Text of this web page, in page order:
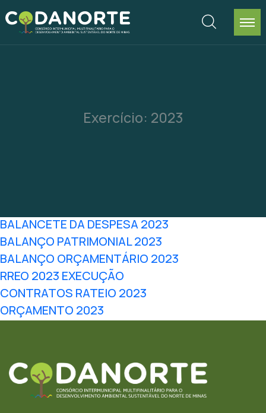
Exercício: 2023
BALANCETE DA DESPESA 2023
BALANÇO PATRIMONIAL 2023
BALANÇO ORÇAMENTÁRIO 2023
RREO 2023 EXECUÇÃO
CONTRATOS RATEIO 2023
ORÇAMENTO 2023